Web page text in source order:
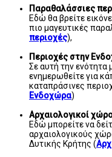
Παραθαλάσσιες
Εδώ θα βρείτε
πιο μαγευτικές
περιοχές),
Περιοχές στην
Σε αυτή την ενότητα
ενημερωθείτε για
καταπράσινες
Ενδοχώρα)
Αρχαιολογικοί
Εδώ μπορείτε να
αρχαιολογικούς
Δυτικής Κρήτης (